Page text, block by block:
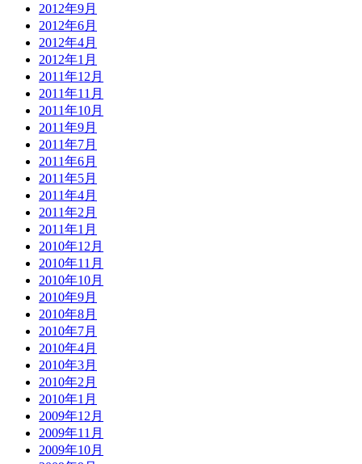
2012年9月
2012年6月
2012年4月
2012年1月
2011年12月
2011年11月
2011年10月
2011年9月
2011年7月
2011年6月
2011年5月
2011年4月
2011年2月
2011年1月
2010年12月
2010年11月
2010年10月
2010年9月
2010年8月
2010年7月
2010年4月
2010年3月
2010年2月
2010年1月
2009年12月
2009年11月
2009年10月